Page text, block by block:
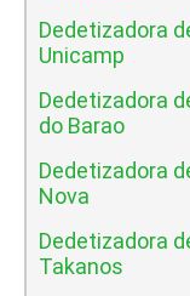
Dedetizadora
Unicamp
Dedetizadora
do Barao
Dedetizadora
Nova
Dedetizadora
Takanos